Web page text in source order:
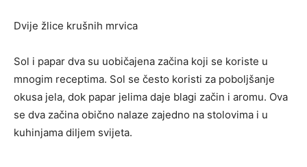
Dvije žlice krušnih mrvica
Sol i papar dva su uobičajena začina koji se koriste u
mnogim receptima. Sol se često koristi za poboljšanje
okusa jela, dok papar jelima daje blagi začin i aromu. Ova
se dva začina obično nalaze zajedno na stolovima i u
kuhinjama diljem svijeta.